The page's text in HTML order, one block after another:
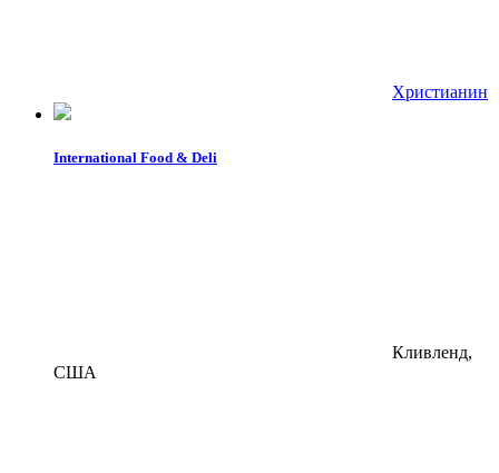
Христианин
International Food & Deli
Кливленд,
США